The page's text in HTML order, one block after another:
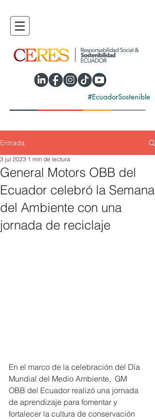
#EcuadorSostenible
Entrada
General Motors OBB del
Ecuador celebró la Semana
del Ambiente con una
jornada de reciclaje
3 jul 2023 1 min de lectura
En el marco de la celebración del Día
Mundial del Medio Ambiente,  GM
OBB del Ecuador realizó una jornada
de aprendizaje para fomentar y
fortalecer la cultura de conservación